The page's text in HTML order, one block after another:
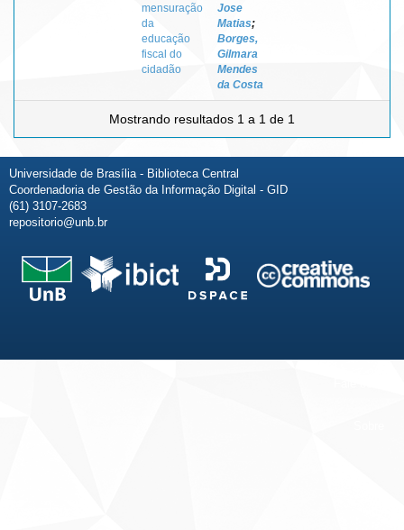
mensuração
da
educação
fiscal do
cidadão
Jose
Matias;
Borges,
Gilmara
Mendes
da Costa
Mostrando resultados 1 a 1 de 1
Universidade de Brasília - Biblioteca Central
Coordenadoria de Gestão da Informação Digital - GID
(61) 3107-2683
repositorio@unb.br